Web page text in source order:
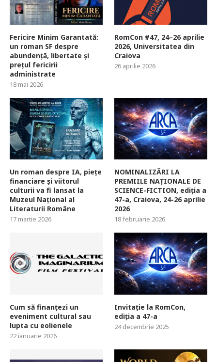
Fericire Minim Garantată:
un roman SF despre
abundență, libertate și
prețul fericirii
administrate
18 mai 2026
RomCon #47, 24–26 aprilie
2026, Universitatea din
Craiova
26 aprilie 2026
Un roman despre IA, piețe
financiare și viitorul
culturii va fi lansat la
Muzeul Național al
Literaturii Române
17 martie 2026
NOMINALIZĂRI LA
PREMIILE NAȚIONALE DE
SCIENCE-FICTION, ediția a
47-a, Craiova, 24-26 aprilie
2026
18 februarie 2026
Cum să finanțezi un
eveniment cultural sau
lupta cu eolienele
22 ianuarie 2026
Invitație la RomCon,
ediția a 47-a
24 decembrie 2025